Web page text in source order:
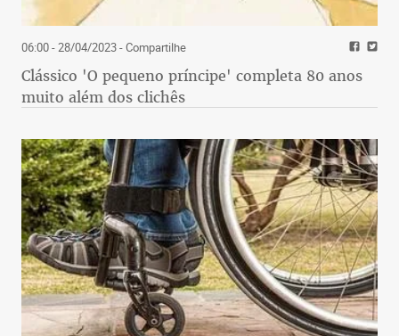
06:00 - 28/04/2023- Compartilhe
Clássico 'O pequeno príncipe' completa 80 anos
muito além dos clichês